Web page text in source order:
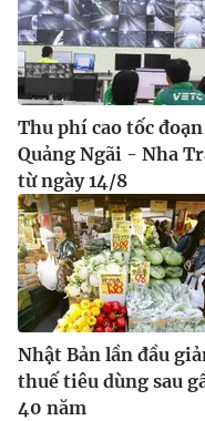
Thu phí cao tốc đoạn
Quảng Ngãi - Nha
từ ngày 14/8
Nhật Bản lần đầu
thuế tiêu dùng sau
40 năm